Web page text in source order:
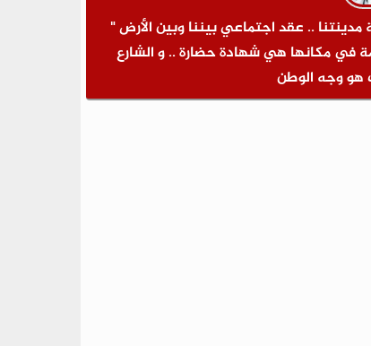
.. عقد اجتماعي بيننا وبين الأرض "
في مكانها هي شهادة حضارة .. و الشارع
هو وجه الوطن